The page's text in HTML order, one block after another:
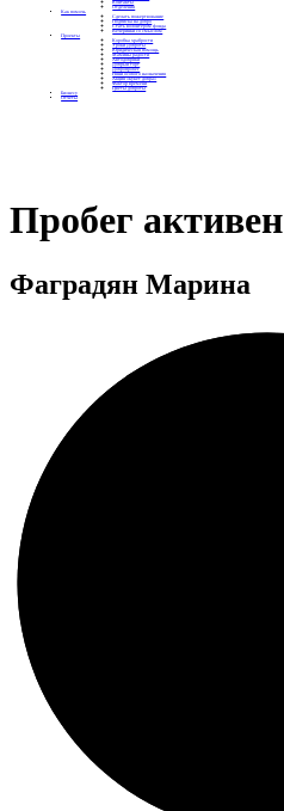
Контакты
Отделения
Как помочь
Сделать пожертвование
Подписка на добро
Стать волонтером фонда
Вечеринки со смыслом
Проекты
Коробка храбрости
Уроки Доброты
Юридическая помощь
Мамины радости
Автодобряки
Добрый торт
Добропробег
Няни особого назначения
Акция «Букет добра»
Фактор времени
Цветы доброты
Бизнесу
Отчеты
Пробег активен
Фаградян Марина